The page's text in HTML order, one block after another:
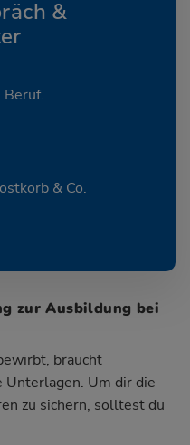
&
Beruf.
& Co.
zur Ausbildung bei
braucht
Unterlagen. Um dir die
zu sichern, solltest du